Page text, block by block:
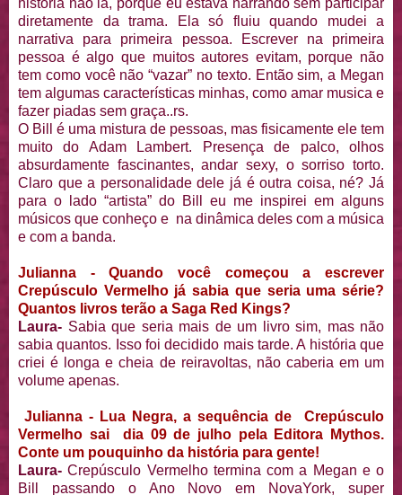
história não ia, porque eu estava narrando sem participar
diretamente da trama. Ela só fluiu quando mudei a
narrativa para primeira pessoa. Escrever na primeira
pessoa é algo que muitos autores evitam, porque não
tem como você não “vazar” no texto. Então sim, a Megan
tem algumas características minhas, como amar musica e
fazer piadas sem graça..rs.
O Bill é uma mistura de pessoas, mas fisicamente ele tem
muito do Adam Lambert. Presença de palco, olhos
absurdamente fascinantes, andar sexy, o sorriso torto.
Claro que a personalidade dele já é outra coisa, né? Já
para o lado “artista” do Bill eu me inspirei em alguns
músicos que conheço e na dinâmica deles com a música
e com a banda.
Julianna - Quando você começou a escrever
Crepúsculo Vermelho já sabia que seria uma série?
Quantos livros terão a Saga Red Kings?
Laura- Sabia que seria mais de um livro sim, mas não
sabia quantos. Isso foi decidido mais tarde. A história que
criei é longa e cheia de reiravoltas, não caberia em um
volume apenas.
Julianna - Lua Negra, a sequência de Crepúsculo
Vermelho sai dia 09 de julho pela Editora Mythos.
Conte um pouquinho da história para gente!
Laura- Crepúsculo Vermelho termina com a Megan e o
Bill passando o Ano Novo em NovaYork, super